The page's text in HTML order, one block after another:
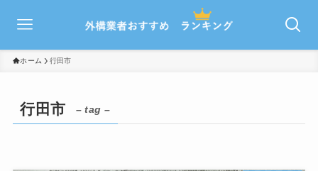
ホーム 行田市
行田市 – tag –